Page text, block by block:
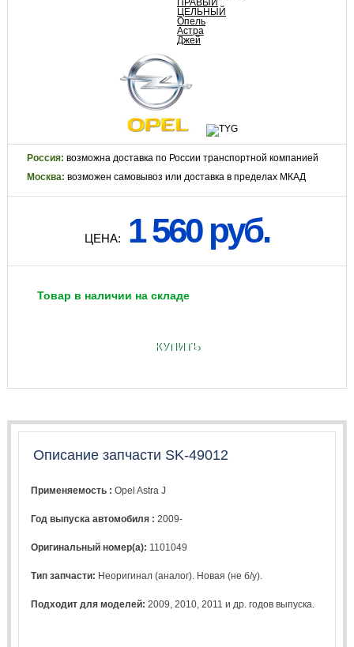
Россия: возможна доставка по России транспортной компанией
Москва: возможен самовывоз или доставка в пределах МКАД
ЦЕНА: 1 560 руб.
Товар в наличии на складе
КУПИТЬ
Описание запчасти SK-49012
Применяемость :Opel Astra J
Год выпуска автомобиля :2009-
Оригинальный номер(а): 1101049
Тип запчасти: Неоригинал (аналог). Новая (не б/у).
Подходит для моделей: 2009 ,2010 ,2011 и др. годов выпуска.